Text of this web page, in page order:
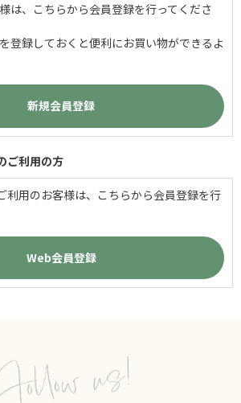
は、こちらから会員登録を行ってくださ
登録しておくと便利にお買い物ができるよ
ご利用の方
利用のお客様は、こちらから会員登録を行